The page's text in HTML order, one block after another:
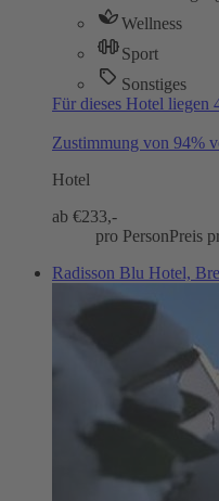
Wellness
Sport
Sonstiges
Für dieses Hotel liegen
Zustimmung von 94%
Hotel
ab €233,-
pro PersonPreis
Radisson Blu Hotel,